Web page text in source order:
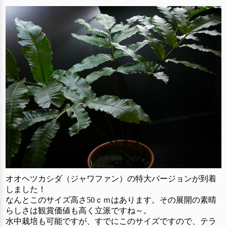
オオヘツカシダ（ジャワファン）の特大バージョンが到着
しました！
なんとこのサイズ高さ50ｃｍはあります。その展開の素晴
らしさは観賞価値も高く立派ですね～。
水中栽培も可能ですが、すでにこのサイズですので、テラ